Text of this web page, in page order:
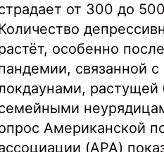
от 300 до
особенно
связанной с
растущей
Американской
(APA)